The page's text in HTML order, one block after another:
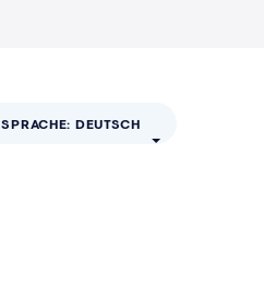
SPRACHE: DEUTSCH